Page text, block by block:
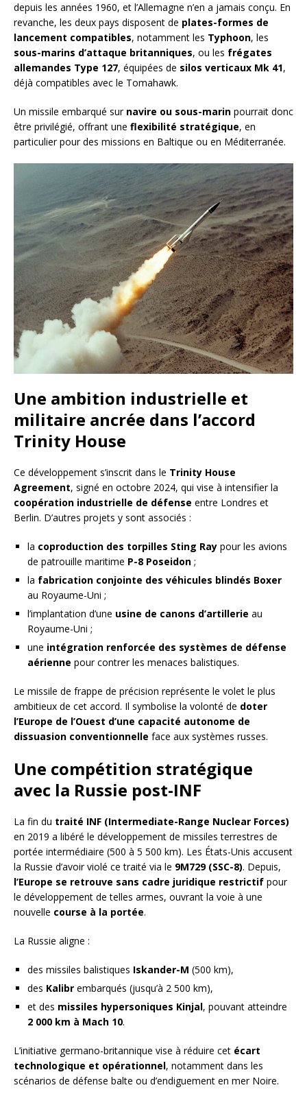
depuis les années 1960, et l’Allemagne n’en a jamais conçu. En
revanche, les deux pays disposent de plates-formes de
lancement compatibles, notamment les Typhoon, les
sous-marins d’attaque britanniques, ou les frégates
allemandes Type 127, équipées de silos verticaux Mk 41,
déjà compatibles avec le Tomahawk.
Un missile embarqué sur navire ou sous-marin pourrait donc
être privilégié, offrant une flexibilité stratégique, en
particulier pour des missions en Baltique ou en Méditerranée.
Une ambition industrielle et
militaire ancrée dans l’accord
Trinity House
Ce développement s’inscrit dans le Trinity House
Agreement, signé en octobre 2024, qui vise à intensifier la
coopération industrielle de défense entre Londres et
Berlin. D’autres projets y sont associés :
la coproduction des torpilles Sting Ray pour les avions
de patrouille maritime P-8 Poseidon ;
la fabrication conjointe des véhicules blindés Boxer
au Royaume-Uni ;
l’implantation d’une usine de canons d’artillerie au
Royaume-Uni ;
une intégration renforcée des systèmes de défense
aérienne pour contrer les menaces balistiques.
Le missile de frappe de précision représente le volet le plus
ambitieux de cet accord. Il symbolise la volonté de doter
l’Europe de l’Ouest d’une capacité autonome de
dissuasion conventionnelle face aux systèmes russes.
Une compétition stratégique
avec la Russie post-INF
La fin du traité INF (Intermediate-Range Nuclear Forces)
en 2019 a libéré le développement de missiles terrestres de
portée intermédiaire (500 à 5 500 km). Les États-Unis accusent
la Russie d’avoir violé ce traité via le 9M729 (SSC-8). Depuis,
l’Europe se retrouve sans cadre juridique restrictif pour
le développement de telles armes, ouvrant la voie à une
nouvelle course à la portée.
La Russie aligne :
des missiles balistiques Iskander-M (500 km),
des Kalibr embarqués (jusqu’à 2 500 km),
et des missiles hypersoniques Kinjal, pouvant atteindre
2 000 km à Mach 10.
L’initiative germano-britannique vise à réduire cet écart
technologique et opérationnel, notamment dans les
scénarios de défense balte ou d’endiguement en mer Noire.